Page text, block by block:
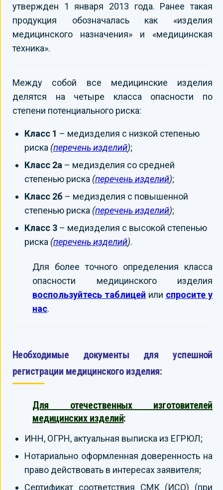
утвержден 1 января 2013 года. Ранее такая
продукция обозначалась как «изделия
медицинского назначения» и «медицинская
техника».
Между собой все медицинские изделия
делятся на четыре класса опасности по
степени потенциального риска:
Класс 1 – медизделия с низкой степенью
риска (перечень изделий);
Класс 2а – медизделия со средней
степенью риска (перечень изделий);
Класс 2б – медизделия с повышенной
степенью риска (перечень изделий);
Класс 3 – медизделия с высокой степенью
риска (перечень изделий).
Для более точного определения класса
опасности медицинского изделия
воспользуйтесь таблицей или спросите у
нас.
Необходимые документы для успешной
регистрации медицинского изделия:
Для отечественных изготовителей
медицинских изделий:
ИНН, ОГРН, актуальная выписка из ЕГРЮЛ;
Нотариально оформленная доверенность на
право действовать в интересах заявителя;
Сертификат соответствия СМК (ИСО) (при